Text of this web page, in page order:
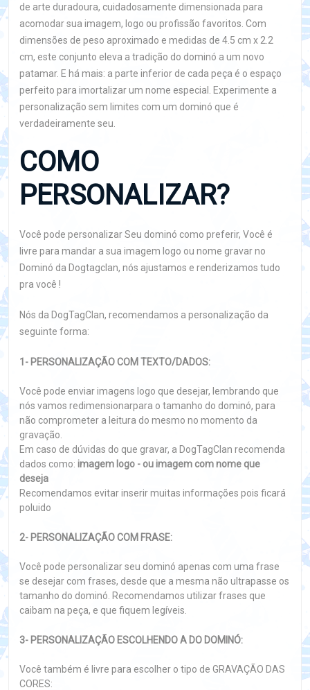
de arte duradoura, cuidadosamente dimensionada para
acomodar sua imagem, logo ou profissão favoritos. Com
dimensões de peso aproximado e medidas de 4.5 cm x 2.2
cm, este conjunto eleva a tradição do dominó a um novo
patamar. E há mais: a parte inferior de cada peça é o espaço
perfeito para imortalizar um nome especial. Experimente a
personalização sem limites com um dominó que é
verdadeiramente seu.
COMO
PERSONALIZAR?
Você pode personalizar Seu dominó como preferir, Você é
livre para mandar a sua imagem logo ou nome gravar no
Dominó da Dogtagclan, nós ajustamos e renderizamos tudo
pra você !
Nós da DogTagClan, recomendamos a personalização da
seguinte forma:
1- PERSONALIZAÇÃO COM TEXTO/DADOS:
Você pode enviar imagens logo que desejar, lembrando que
nós vamos redimensionarpara o tamanho do dominó, para
não comprometer a leitura do mesmo no momento da
gravação.
Em caso de dúvidas do que gravar, a DogTagClan recomenda
dados como: imagem logo - ou imagem com nome que
deseja
Recomendamos evitar inserir muitas informações pois ficará
poluido
2- PERSONALIZAÇÃO COM FRASE:
Você pode personalizar seu dominó apenas com uma frase
se desejar com frases, desde que a mesma não ultrapasse os
tamanho do dominó. Recomendamos utilizar frases que
caibam na peça, e que fiquem legíveis.
3- PERSONALIZAÇÃO ESCOLHENDO A DO DOMINÓ:
Você também é livre para escolher o tipo de GRAVAÇÃO DAS
CORES: